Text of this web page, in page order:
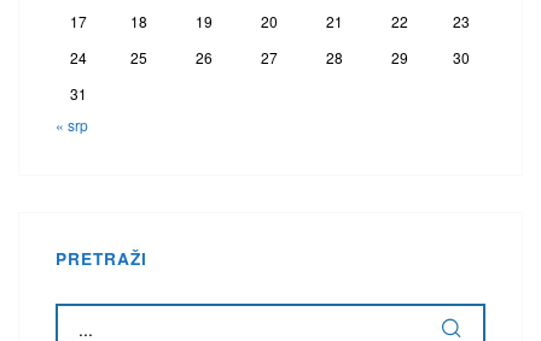
17
18 19 20 21 22
23
24
25 26 27 28 29
30
31
« srp
PRETRAŽI